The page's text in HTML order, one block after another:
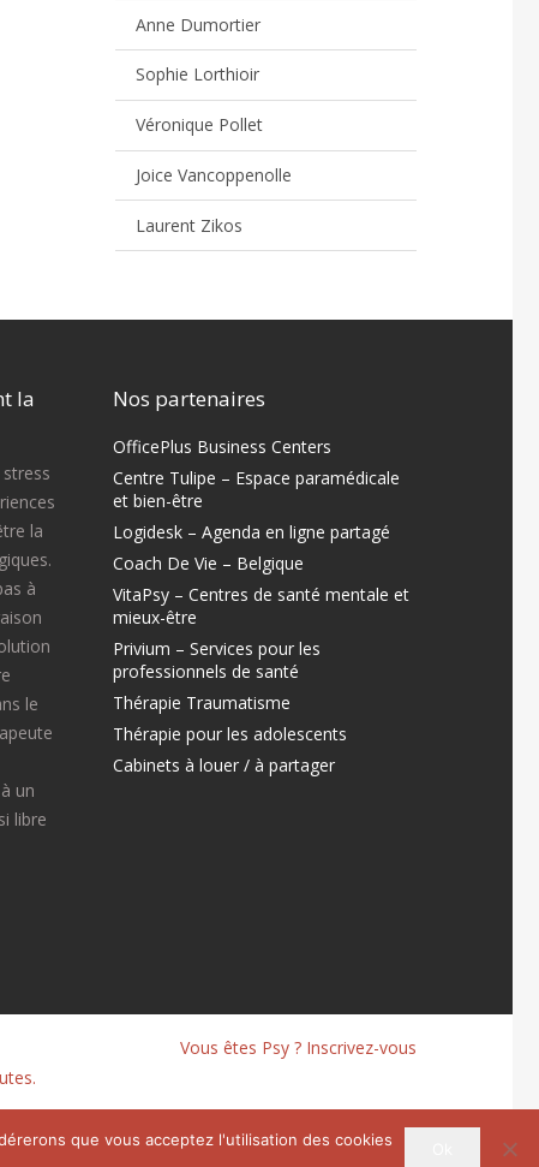
Anne Dumortier
Sophie Lorthioir
Véronique Pollet
Joice Vancoppenolle
Laurent Zikos
la
la
à
le
un
libre
Nos partenaires
OfficePlus Business Centers
Centre Tulipe – Espace paramédicale
et bien-être
Logidesk – Agenda en ligne partagé
Coach De Vie – Belgique
VitaPsy – Centres de santé mentale et
mieux-être
Privium – Services pour les
professionnels de santé
Thérapie Traumatisme
Thérapie pour les adolescents
Cabinets à louer / à partager
Vous êtes Psy ? Inscrivez-vous
que vous acceptez l'utilisation des cookies